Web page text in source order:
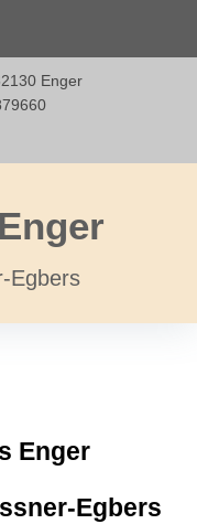
Enger
Egbers
Enger
Egbers